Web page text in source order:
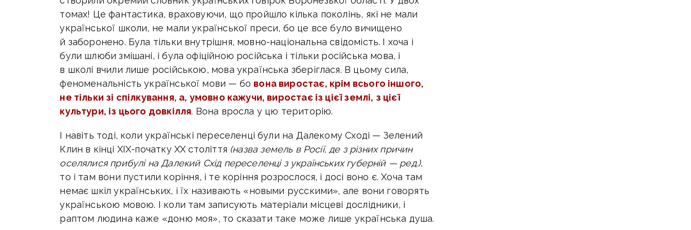
томах! Це фантастика, враховуючи, що пройшло кілька поколінь, які не мали
української школи, не мали української преси, бо це все було вичищено
й заборонено. Була тільки внутрішня, мовно-національна свідомість. І хоча і
були шлюби змішані, і була офіційною російська і тільки російська мова, і
в школі вчили лише російською, мова українська зберіглася. В цьому сила,
феноменальність української мови — бо вона виростає, крім всього іншого,
не тільки зі спілкування, а, умовно кажучи, виростає із цієї землі, з цієї
культури, із цього довкілля. Вона вросла у цю територію.
І навіть тоді, коли українські переселенці були на Далекому Сході — Зелений
Клин в кінці XIX-початку XX століття (назва земель в Росії, де з різних причин
оселялися прибулі на Далекий Схід переселенці з українських губерній — ред.),
то і там вони пустили коріння, і те коріння розрослося, і досі воно є. Хоча там
немає шкіл українських, і їх називають «новыми русскими», але вони говорять
українською мовою. І коли там записують матеріали місцеві дослідники, і
раптом людина каже «доню моя», то сказати таке може лише українська душа.